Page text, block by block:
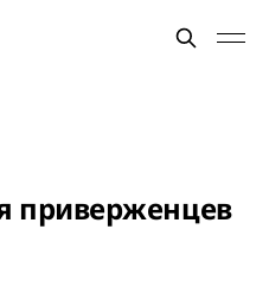
приверженцев